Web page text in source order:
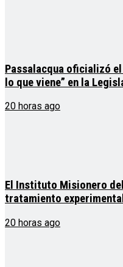
Passalacqua oficializó
lo que viene” en la
20 horas ago
El Instituto Misionero
tratamiento
20 horas ago